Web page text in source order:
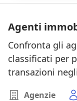
Agenti
Confronta gli
classificati per
transazioni
Agenzie